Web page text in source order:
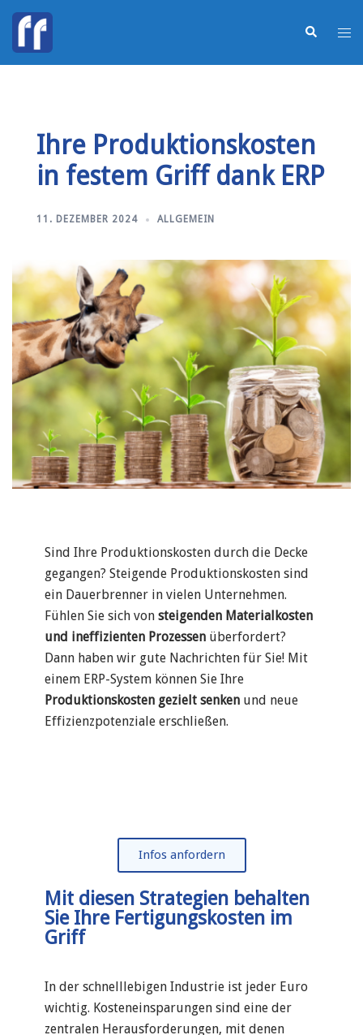
Ihre Produktionskosten
in festem Griff dank ERP
11. DEZEMBER 2024 ALLGEMEIN
Sind Ihre Produktionskosten durch die Decke
gegangen? Steigende Produktionskosten sind
ein Dauerbrenner in vielen Unternehmen.
Fühlen Sie sich von steigenden Materialkosten
und ineffizienten Prozessen überfordert?
Dann haben wir gute Nachrichten für Sie! Mit
einem ERP-System können Sie Ihre
Produktionskosten gezielt senken und neue
Effizienzpotenziale erschließen.
Infos anfordern
Mit diesen Strategien behalten
Sie Ihre Fertigungskosten im
Griff
In der schnelllebigen Industrie ist jeder Euro
wichtig. Kosteneinsparungen sind eine der
zentralen Herausforderungen, mit denen